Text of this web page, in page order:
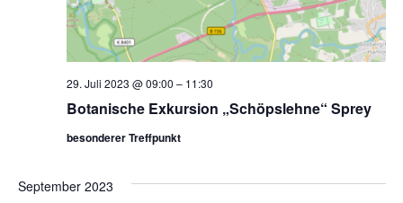
Botanische Exkursion „Schöpslehne“ Sprey
29. Juli 2023 @ 09:00 – 11:30
besonderer Treffpunkt
September 2023